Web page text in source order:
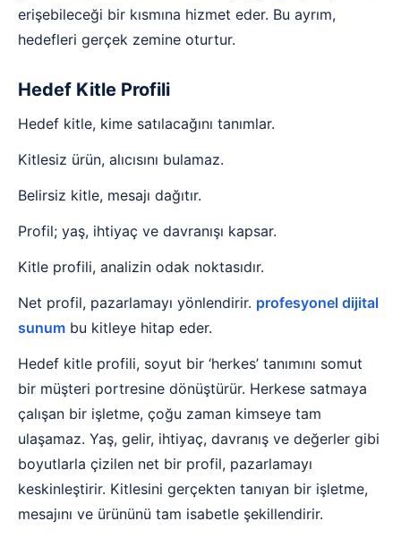
erişebileceği bir kısmına hizmet eder. Bu ayrım,
hedefleri gerçek zemine oturtur.
Hedef Kitle Profili
Hedef kitle, kime satılacağını tanımlar.
Kitlesiz ürün, alıcısını bulamaz.
Belirsiz kitle, mesajı dağıtır.
Profil; yaş, ihtiyaç ve davranışı kapsar.
Kitle profili, analizin odak noktasıdır.
Net profil, pazarlamayı yönlendirir. profesyonel dijital
sunum bu kitleye hitap eder.
Hedef kitle profili, soyut bir ‘herkes’ tanımını somut
bir müşteri portresine dönüştürür. Herkese satmaya
çalışan bir işletme, çoğu zaman kimseye tam
ulaşamaz. Yaş, gelir, ihtiyaç, davranış ve değerler gibi
boyutlarla çizilen net bir profil, pazarlamayı
keskinleştirir. Kitlesini gerçekten tanıyan bir işletme,
mesajını ve ürününü tam isabetle şekillendirir.